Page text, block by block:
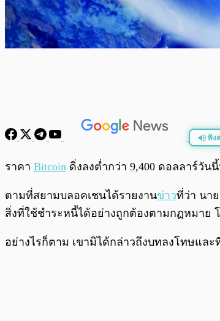
ฟัง
พร้อมเล่น
ราคา Bitcoin ดิ่งลงต่ำกว่า 9,400 ดอลลาร์วัน
ตามที่สยามบลอคเชนได้รายงานข่าวที่ว่า นา
สิ่งที่ใช้ชำระหนี้ได้อย่างถูกต้องตามกฏหมาย
อย่างไรก็ตาม เขามิได้กล่าวถึงบทลงโทษแล